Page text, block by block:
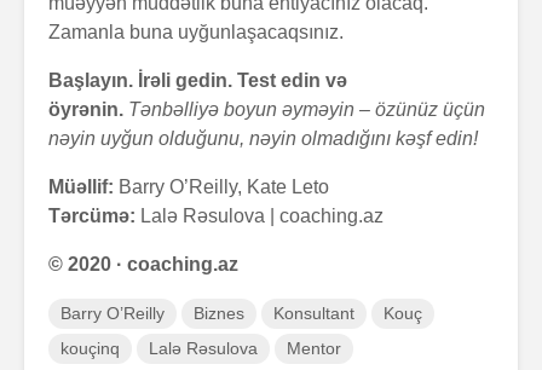
Zamanla buna uyğunlaşacaqsınız.
Başlayın. İrəli gedin. Test edin və
öyrənin. Tənbəlliyə boyun əyməyin – özünüz üçün
nəyin uyğun olduğunu, nəyin olmadığını kəşf edin!
Müəllif: Barry O’Reilly, Kate Leto
Tərcümə: Lalə Rəsulova | coaching.az
© 2020 · coaching.az
Barry O’Reilly Biznes Konsultant
Kouç
kouçinq
Lalə Rəsulova Mentor